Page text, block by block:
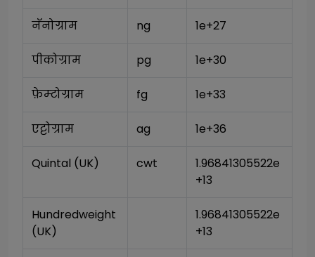
नॅनोग्राम ng 1e+27
पीकोग्राम pg 1e+30
फ़ेम्टोग्राम fg 1e+33
एट्टोग्राम ag 1e+36
Quintal (UK) cwt
1.96841305522e
+13
Hundredweight
(UK)
1.96841305522e
+13